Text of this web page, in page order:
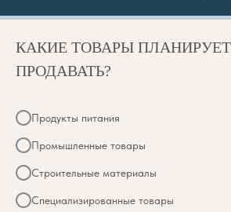
КАКИЕ ТОВАРЫ
ПРОДАВАТЬ?
Продукты питания
Промышленные товары
Строительные материалы
Специализированные товары